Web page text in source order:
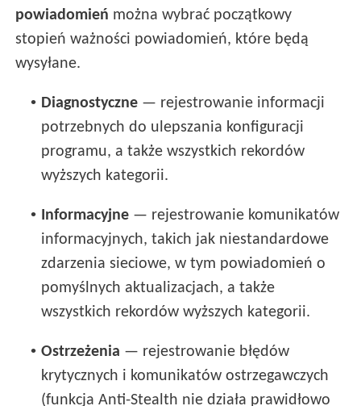
powiadomień można wybrać początkowy
stopień ważności powiadomień, które będą
wysyłane.
• Diagnostyczne — rejestrowanie informacji
potrzebnych do ulepszania konfiguracji
programu, a także wszystkich rekordów
wyższych kategorii.
• Informacyjne — rejestrowanie komunikatów
informacyjnych, takich jak niestandardowe
zdarzenia sieciowe, w tym powiadomień o
pomyślnych aktualizacjach, a także
wszystkich rekordów wyższych kategorii.
• Ostrzeżenia — rejestrowanie błędów
krytycznych i komunikatów ostrzegawczych
(funkcja Anti-Stealth nie działa prawidłowo